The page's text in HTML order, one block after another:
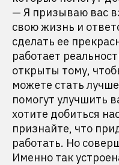
— Я призываю вас
свою жизнь и
сделать ее
работает
открыты тому,
можете стать
помогут улучшить
хотите добиться
признайте, что
работать. Но
Именно так